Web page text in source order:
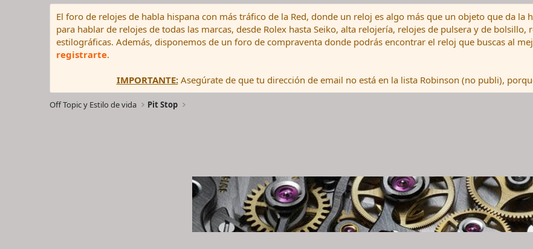
El foro de relojes de habla hispana con más tráfico de la Red, donde un reloj es algo más que un objeto que da la
para hablar de relojes de todas las marcas, desde Rolex hasta Seiko, alta relojería, relojes de pulsera y de
estilográficas. Además, disponemos de un foro de compraventa donde podrás encontrar el reloj que buscas al
registrarte.
IMPORTANTE:Asegúrate de que tu dirección de email no está en la lista Robinson (no publi),
Off Topic y Estilo de vida Pit Stop